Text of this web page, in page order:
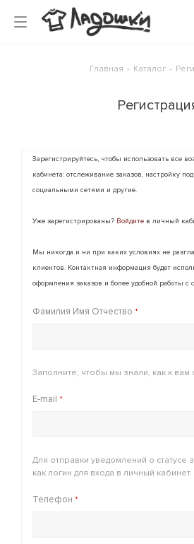
Главная - Каталог -
Зарегистрируйтесь, чтобы использовать все
кабинета: отслеживание заказов, настройку
социальными сетями и другие.
Уже зарегистрированы? Войдите в личный
Мы никогда и ни при каких условиях не
клиентов. Контактная информация будет
оформления заказов и более удобной работы с
Фамилия Имя Отчество *
Заполните, чтобы мы знали, как к вам
E-mail *
Для отправки уведомлений о статусе
как логин для входа в личный кабинет.
Телефон *